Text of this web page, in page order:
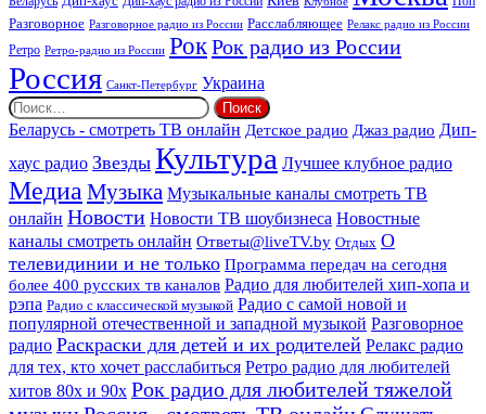
Разговорное Разговорное радио из России Расслабляющее Релакс радио из России
Ретро Ретро-радио из России РокРок радио из России
Россия Санкт-Петербург Украина
Найти:
Беларусь - смотреть ТВ онлайн Детское радио Джаз радио Дип-
хаус радио Звезды Культура Лучшее клубное радио
МедиаМузыка Музыкальные каналы смотреть ТВ
онлайн Новости Новости ТВ шоубизнеса Новостные
каналы смотреть онлайн Ответы@liveTV.by Отдых О
телевидинии и не только Программа передач на сегодня
более 400 русских тв каналов Радио для любителей хип-хопа и
рэпа Радио с классической музыкой Радио с самой новой и
популярной отечественной и западной музыкой Разговорное
радио Раскраски для детей и их родителей Релакс радио
для тех, кто хочет расслабиться Ретро радио для любителей
хитов 80х и 90х Рок радио для любителей тяжелой